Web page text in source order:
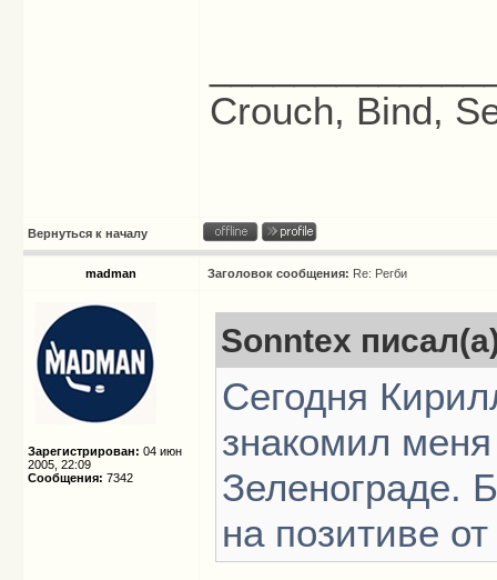
Crouch, Bind,
Вернуться к началу
madman Заголовок сообщения: Re: Регби
Зарегистрирован: 04 июн
2005, 22:09
Сообщения: 7342
Sonntex
Cегодня
знакомил
Зеленограде.
на позитиве